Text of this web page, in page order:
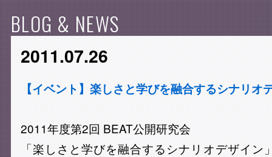
BLOG & NEWS
2011.07.26
【イベント】楽しさと学びを融合するシナリオ
2011年度第2回 BEAT公開研究会
「楽しさと学びを融合するシナリオデザイ